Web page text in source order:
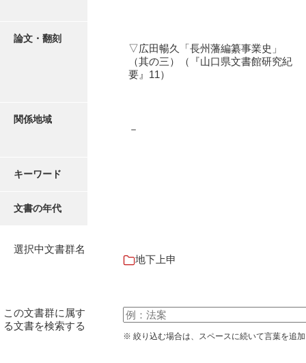
論文・翻刻
▽広田暢久「長州藩編纂事業史」
（其の三）（『山口県文書館研究紀
要』11）
関係地域
－
キーワード
文書の年代
選択中文書群名
地下上申
この文書群に属す
る文書を検索する
※ 絞り込む場合は、スペースに続いて言葉を追